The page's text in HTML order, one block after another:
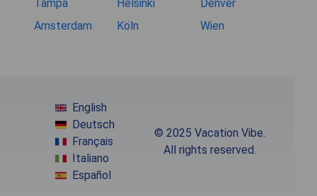
Tampa
Helsinki
Denver
Amsterdam
Köln Wien
English
Deutsch
Français
Italiano
Español
© 2025 Vacation Vibe.
All rights reserved.